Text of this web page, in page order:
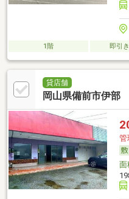
1階 即引
貸店舗
岡山県備前市伊部
管
面